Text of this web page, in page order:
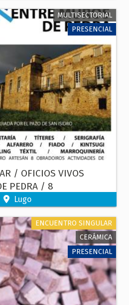
MULTISECTORIAL
PRESENCIAL
/ OFICIOS VIVOS
PEDRA / 8
Lugo
ENCUENTRO SINGULAR
CERÁMICA
PRESENCIAL